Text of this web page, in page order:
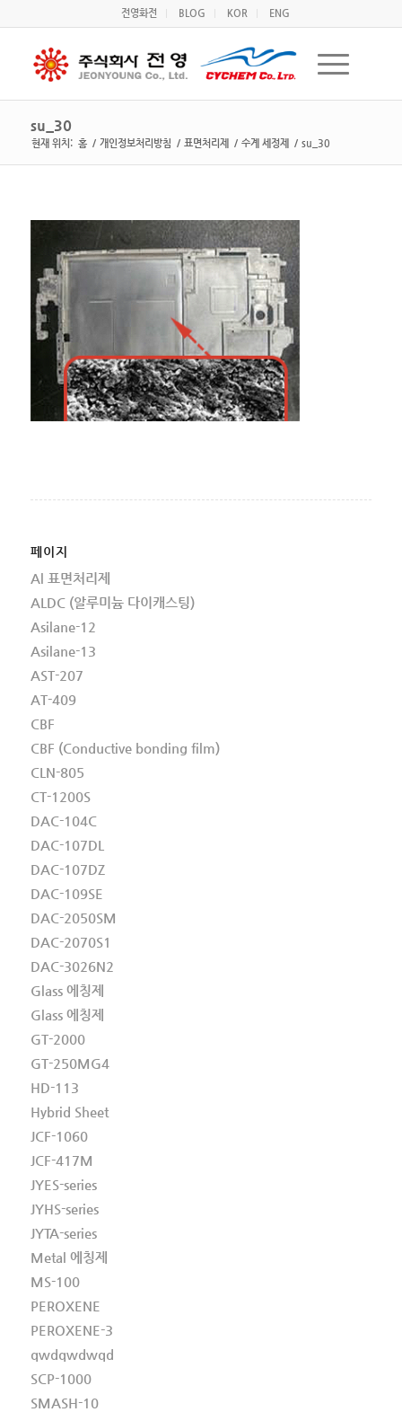
전영화전 BLOG KOR ENG
su_30
현재 위치: 홈 / 개인정보처리방침 / 표면처리제 / 수계 세정제 / su_30
페이지
Al 표면처리제
ALDC (알루미늄 다이캐스팅)
Asilane-12
Asilane-13
AST-207
AT-409
CBF
CBF (Conductive bonding film)
CLN-805
CT-1200S
DAC-104C
DAC-107DL
DAC-107DZ
DAC-109SE
DAC-2050SM
DAC-2070S1
DAC-3026N2
Glass 에칭제
Glass 에칭제
GT-2000
GT-250MG4
HD-113
Hybrid Sheet
JCF-1060
JCF-417M
JYES-series
JYHS-series
JYTA-series
Metal 에칭제
MS-100
PEROXENE
PEROXENE-3
qwdqwdwqd
SCP-1000
SMASH-10